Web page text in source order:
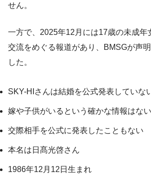
せん。
一方で、2025年12月には17歳の未成年
交流をめぐる報道があり、BMSGが声
した。
SKY-HIさんは結婚を公式発表していな
嫁や子供がいるという確かな情報はない
交際相手を公式に発表したこともない
本名は日髙光啓さん
1986年12月12日生まれ